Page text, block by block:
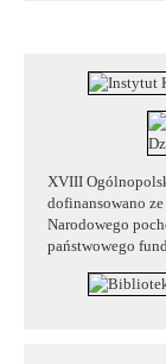
XVIII
dofinansowano
Narodowego
państwowego